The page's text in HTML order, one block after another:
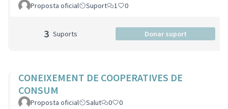
Proposta oficial Suport 1 0
3 Suports Donar suport
CONEIXEMENT DE COOPERATIVES DE
CONSUM
Proposta oficial Salut 0 0